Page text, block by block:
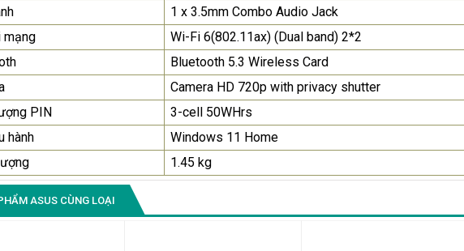
nhất
1 x 3.5mm Combo Audio Jack
mạng
Wi-Fi 6(802.11ax) (Dual band) 2*2
Bluetooth 5.3 Wireless Card
Camera HD 720p with privacy shutter
PIN
3-cell 50WHrs
hành
Windows 11 Home
1.45 kg
ASUS CÙNG LOẠI